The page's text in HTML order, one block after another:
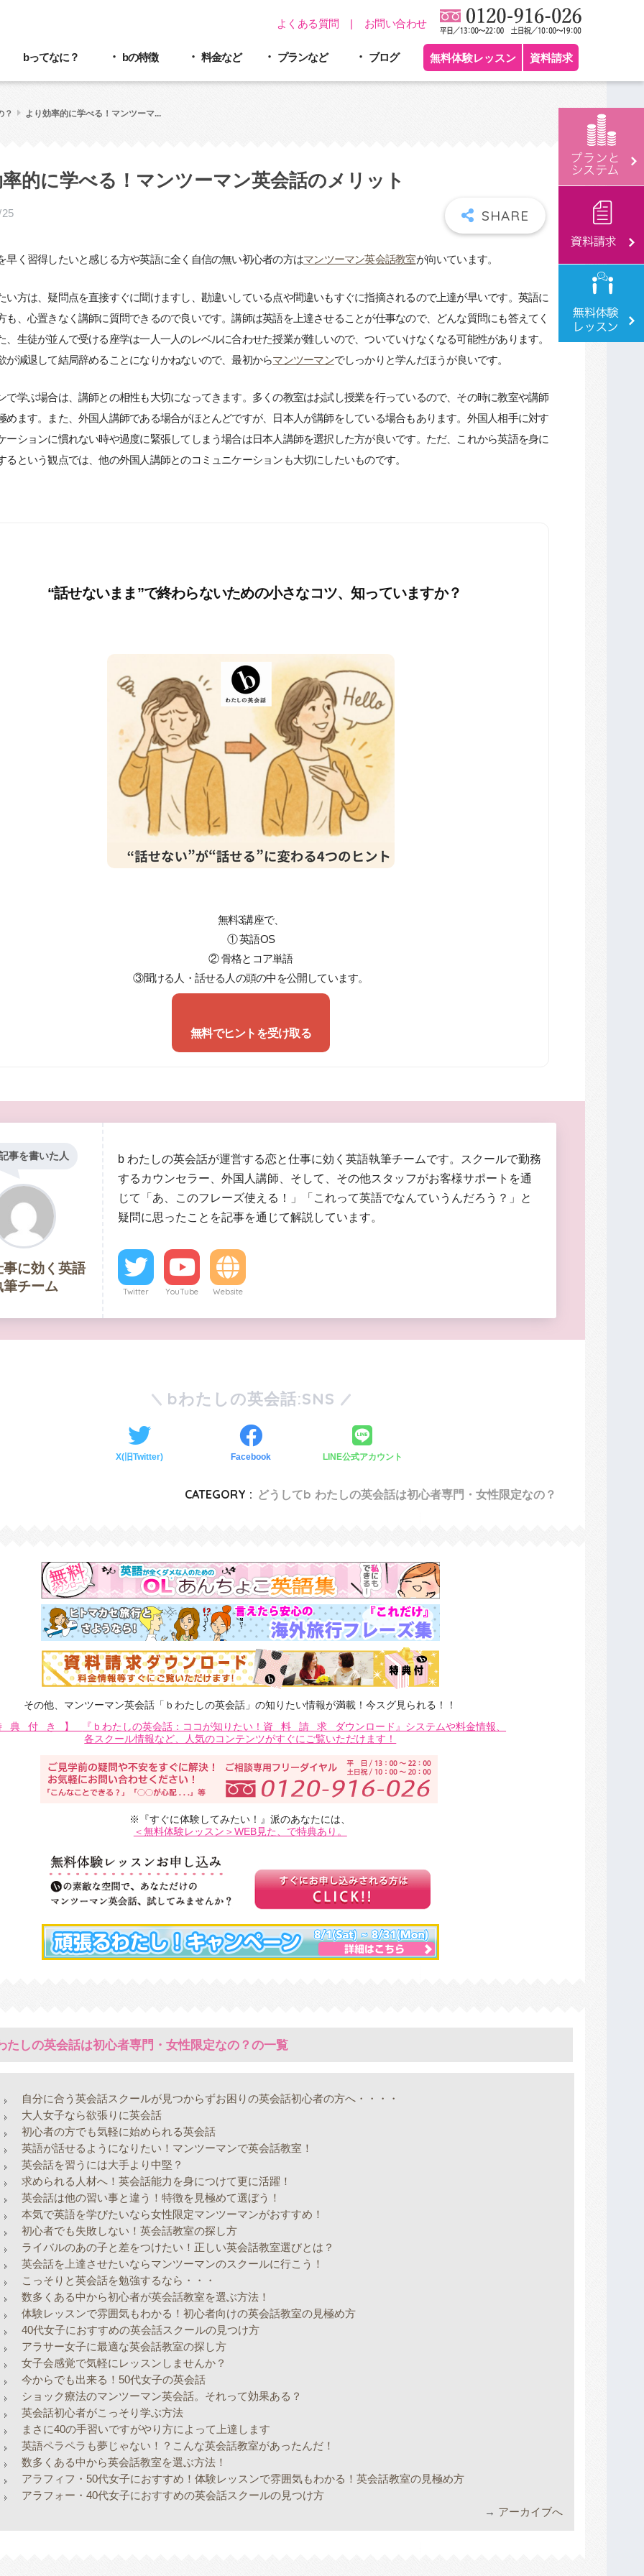
お問い合わせ
よくある質問
bってなに？ bの特徴 料金など プランなど ブログ 無料体験レッスン 資料請求
？ より効率的に学べる！マンツーマ...
的に学べる！マンツーマン英会話のメリット
早く習得したいと感じる方や英語に全く自信の無い初心者の方はマンツーマン英会話教室が向いています。
い方は、疑問点を直接すぐに聞けますし、勘違いしている点や間違いもすぐに指摘されるので上達が早いです。英語に
も、心置きなく講師に質問できるので良いです。講師は英語を上達させることが仕事なので、どんな質問にも答えてく
、生徒が並んで受ける座学は一人一人のレベルに合わせた授業が難しいので、ついていけなくなる可能性があります。
が減退して結局辞めることになりかねないので、最初からマンツーマンでしっかりと学んだほうが良いです。
で学ぶ場合は、講師との相性も大切になってきます。多くの教室はお試し授業を行っているので、その時に教室や講師
めます。また、外国人講師である場合がほとんどですが、日本人が講師をしている場合もあります。外国人相手に対す
ーションに慣れない時や過度に緊張してしまう場合は日本人講師を選択した方が良いです。ただ、これから英語を身に
るという観点では、他の外国人講師とのコミュニケーションも大切にしたいものです。
“話せないまま”で終わらないための小さなコツ、知っていますか？
無料3講座で、
① 英語OS
② 骨格とコア単語
③聞ける人・話せる人の頭の中を公開しています。
無料でヒントを受け取る
事を書いた人
に効く英語
筆チーム
b わたしの英会話が運営する恋と仕事に効く英語執筆チームです。スクールで勤務
するカウンセラー、外国人講師、そして、その他スタッフがお客様サポートを通
じて「あ、このフレーズ使える！」「これって英語でなんていうんだろう？」と
疑問に思ったことを記事を通じて解説しています。
Twitter YouTube Website
bわたしの英会話:SNS
X(旧Twitter) Facebook LINE公式アカウント
CATEGORY : どうしてb わたしの英会話は初心者専門・女性限定なの？
その他、マンツーマン英会話「ｂわたしの英会話」の知りたい情報が満載！今スグ見られる！！
典付き】 『ｂわたしの英会話：ココが知りたい！ 資料請求
ダウンロード』システムや料金情報、
各スクール情報など、人気のコンテンツがすぐにご覧いただけます！
※『すぐに体験してみたい！』派のあなたには、
＜無料体験レッスン＞WEB見た、で特典あり。
たしの英会話は初心者専門・女性限定なの？の一覧
自分に合う英会話スクールが見つからずお困りの英会話初心者の方へ・・・・
大人女子なら欲張りに英会話
初心者の方でも気軽に始められる英会話
英語が話せるようになりたい！マンツーマンで英会話教室！
英会話を習うには大手より中堅？
求められる人材へ！英会話能力を身につけて更に活躍！
英会話は他の習い事と違う！特徴を見極めて選ぼう！
本気で英語を学びたいなら女性限定マンツーマンがおすすめ！
初心者でも失敗しない！英会話教室の探し方
ライバルのあの子と差をつけたい！正しい英会話教室選びとは？
英会話を上達させたいならマンツーマンのスクールに行こう！
こっそりと英会話を勉強するなら・・・
数多くある中から初心者が英会話教室を選ぶ方法！
体験レッスンで雰囲気もわかる！初心者向けの英会話教室の見極め方
40代女子におすすめの英会話スクールの見つけ方
アラサー女子に最適な英会話教室の探し方
女子会感覚で気軽にレッスンしませんか？
今からでも出来る！50代女子の英会話
ショック療法のマンツーマン英会話。それって効果ある？
英会話初心者がこっそり学ぶ方法
まさに40の手習いですがやり方によって上達します
英語ペラペラも夢じゃない！？こんな英会話教室があったんだ！
数多くある中から英会話教室を選ぶ方法！
アラフィフ・50代女子におすすめ！体験レッスンで雰囲気もわかる！英会話教室の見極め方
アラフォー・40代女子におすすめの英会話スクールの見つけ方
→ アーカイブへ